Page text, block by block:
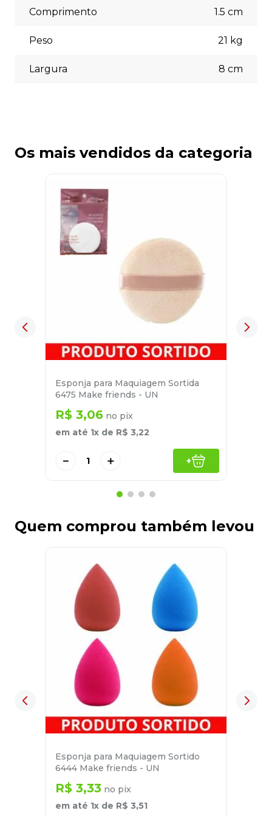
Comprimento 1.5 cm
Peso 21 kg
Largura 8 cm
Os mais vendidos da categoria
Esponja para Maquiagem Sortida
6475 Make friends - UN
R$ 3,06 no pix
em até 1x de R$ 3,22
＋
－ +
Quem comprou também levou
Esponja para Maquiagem Sortido
6444 Make friends - UN
R$ 3,33 no pix
em até 1x de R$ 3,51